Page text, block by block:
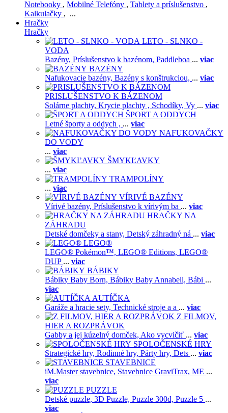
Notebooky , Mobilné Telefóny , Tablety a príslušenstvo ,
Kalkulačky , ...
Hračky
Hračky
LETO - SLNKO -
VODA
Bazény, Príslušenstvo k bazénom, Paddleboa ... viac
BAZÉNY
Nafukovacie bazény, Bazény s konštrukciou, ... viac
PRISLUŠENSTVO K BÁZENOM
Solárne plachty, Krycie plachty , Schodíky, Vy ... viac
ŠPORT A ODDYCH
Letné športy a oddych , ... viac
NAFUKOVAČKY
DO VODY
... viac
ŠMYKĽAVKY
... viac
TRAMPOLÍNY
... viac
VÍRIVÉ BAZÉNY
Vírivé bazény, Príslušenstvo k vírivým ba ... viac
HRAČKY NA
ZÁHRADU
Detské domčeky a stany, Detský záhradný ná ... viac
LEGO®
LEGO® Pokémon™, LEGO® Editions, LEGO®
DUP ... viac
BÁBIKY
Bábiky Baby Born, Bábiky Baby Annabell, Bábi ...
viac
AUTÍČKA
Garáže a hracie sety, Technické stroje a a ... viac
Z FILMOV,
HIER A ROZPRÁVOK
Gabby a jej kúzelný domček, Ako vycvičiť ... viac
SPOLOČENSKÉ HRY
Strategické hry, Rodinné hry, Párty hry, Dets ... viac
STAVEBNICE
iM.Master stavebnice, Stavebnice GraviTrax, ME ...
viac
PUZZLE
Detské puzzle, 3D Puzzle, Puzzle 300d, Puzzle 5 ...
viac